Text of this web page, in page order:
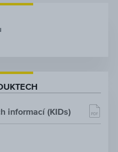
informací (KIDs)